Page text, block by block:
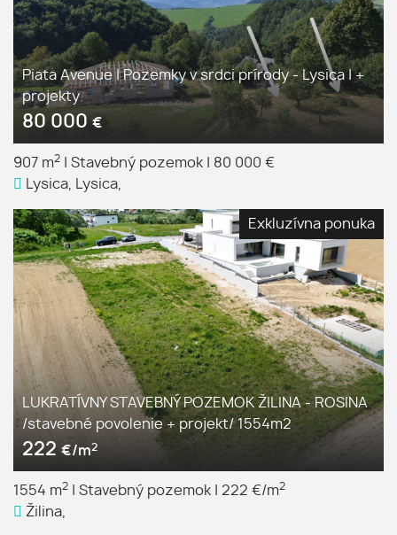
Piata Avenue | Pozemky v srdci prírody - Lysica | +
projekty
80 000 €
907 m2 Stavebný pozemok
80 000 €
Lysica, Lysica,
Exkluzívna ponuka
LUKRATÍVNY STAVEBNÝ POZEMOK ŽILINA - ROSINA
/stavebné povolenie + projekt/ 1554m2
222 €/m2
1554 m2 Stavebný pozemok 222 €/m2
Žilina,